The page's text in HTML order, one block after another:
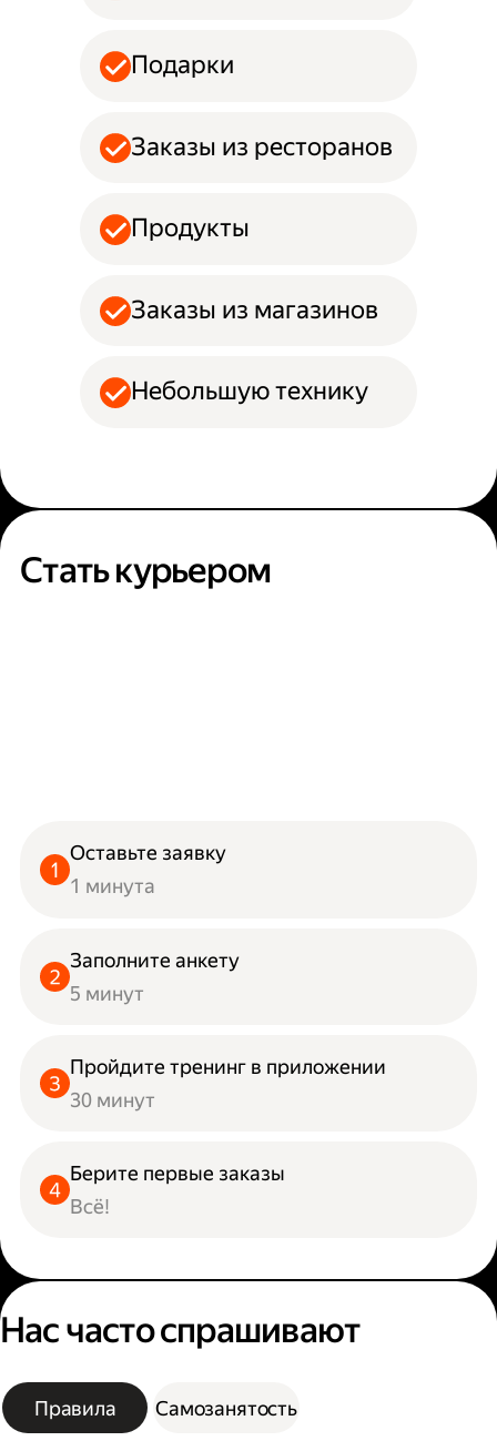
Подарки
Заказы из ресторанов
Продукты
Заказы из магазинов
Небольшую технику
Стать курьером
Оставьте заявку
1 минута
Заполните анкету
5 минут
Пройдите тренинг в приложении
30 минут
Берите первые заказы
Всё!
Нас часто спрашивают
Правила Самозанятость